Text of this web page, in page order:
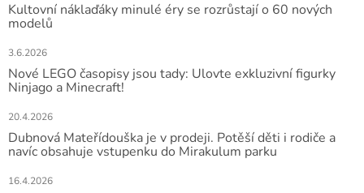
Kultovní náklaďáky minulé éry se rozrůstají o 60 nových
modelů
3.6.2026
Nové LEGO časopisy jsou tady: Ulovte exkluzivní figurky
Ninjago a Minecraft!
20.4.2026
Dubnová Mateřídouška je v prodeji. Potěší děti i rodiče a
navíc obsahuje vstupenku do Mirakulum parku
16.4.2026